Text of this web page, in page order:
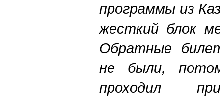
программы из
жесткий блок
Обратные
не были,
проходил